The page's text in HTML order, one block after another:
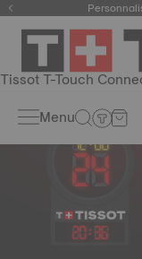
votre montre
Tissot T-Touch
Menu
20: 36